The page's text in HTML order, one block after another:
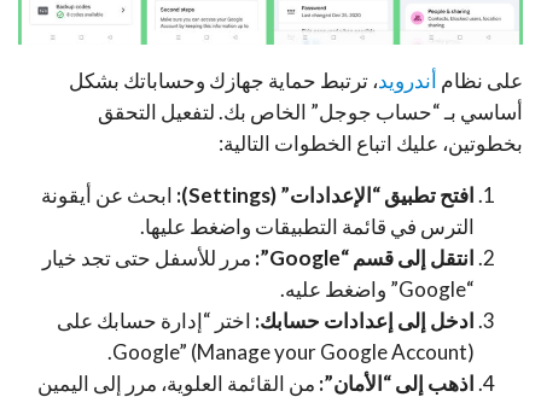
على نظام أندرويد، ترتبط حماية جهازك وحساباتك بشكل
أساسي بـ “حساب جوجل” الخاص بك. لتفعيل التحقق
بخطوتين، عليك اتباع الخطوات التالية:
افتح تطبيق “الإعدادات” (Settings):
ابحث عن أيقونة
الترس في قائمة التطبيقات واضغط عليها.
انتقل إلى قسم “Google”:
مرر للأسفل حتى تجد خيار
“Google” واضغط عليه.
ادخل إلى إعدادات حسابك: اختر “إدارة حسابك على
Google” (Manage your Google Account).
اذهب إلى “الأمان”: من القائمة العلوية، مرر إلى اليمين